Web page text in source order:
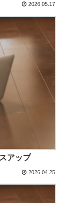
2026.05.17
アップ
2026.04.25